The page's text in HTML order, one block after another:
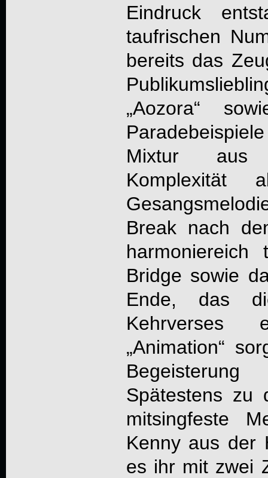
Eindruck
taufrischen
bereits das
„Aozora“
Mixtur aus
Komplexität
Break nach
harmoniereich
Bridge sowie
Ende, das
Kehrverses
„Animation“
Spätestens zu
mitsingfeste
Kenny aus der
es ihr mit zwei